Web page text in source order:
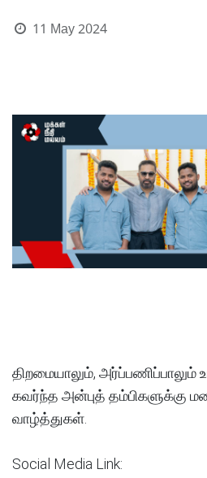
11 May 2024
திறமையாலும்,
கவர்ந்த அன்புத் தம்பிகளுக்கு
வாழ்த்துகள்.
Social Media Link: